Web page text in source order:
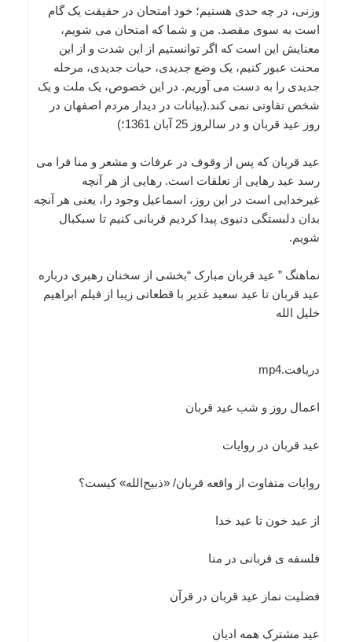
وزنی، در چه حدی هستیم؛ خود امتحان در حقیقت یک گام
است به سوی مقصد. من و شما که امتحان می شویم،
معنایش این است که اگر توانستیم از این شدت و از این
محنت عبور کنیم، یک وضع جدیدی، حیات جدیدی، مرحله
جدیدی را به دست می آوریم. در این خصوص، یک ملت و یک
شخص تفاوتی نمی کند.(بيانات در ديدار مردم اصفهان در
روز عيد قربان و در سالروز 25 آبان 1361؛)
عید قربان که پس از وقوف در عرفات و مشعر و منا فرا مى
رسد عید رهایى از تعلقات است. رهایى از هر آنچه
غیرخدایى است در این روز، اسماعیل وجود را، یعنى هر آنچه
بدان دلبستگى دنیوى پیدا کردیم قربانى کنیم تا سبکبال
شویم.
نماهنگ ” عید قربان مبارک “بخشی از سخنان رهبری درباره
عید قربان تا عید سعید غدیر با قطعاتی زیبا از فیلم ابراهیم
خلیل الله
دریافت.mp4
اعمال روز و شب عید قربان
عید قربان در روایات
روایات متفاوت از واقعه قربان/ «ذبیح‌الله» کیست؟
از عيد خون تا عيد خدا
فلسفه ی قربانی در منا
فضلیت نماز عید قربان در قرآن
عید مشترک همه ادیان